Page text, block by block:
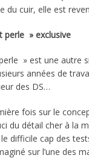
du cuir, elle est
perle » exclusive
» est une autre
années de
des DS…
fois sur le
du détail cher à la
difficile cap des
sur l’une des